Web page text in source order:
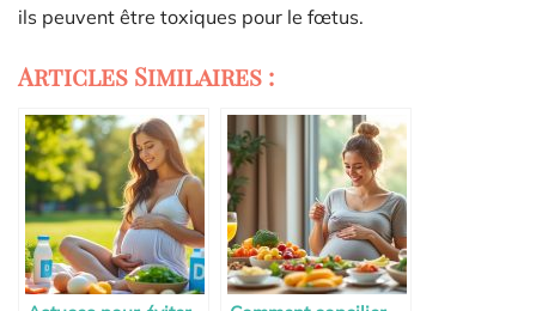
ils peuvent être toxiques pour le fœtus.
Articles Similaires :